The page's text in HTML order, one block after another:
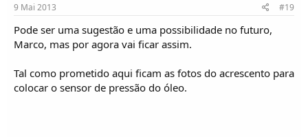
9 Mai 2013 #19
Pode ser uma sugestão e uma possibilidade no futuro,
Marco, mas por agora vai ficar assim.
Tal como prometido aqui ficam as fotos do acrescento para
colocar o sensor de pressão do óleo.